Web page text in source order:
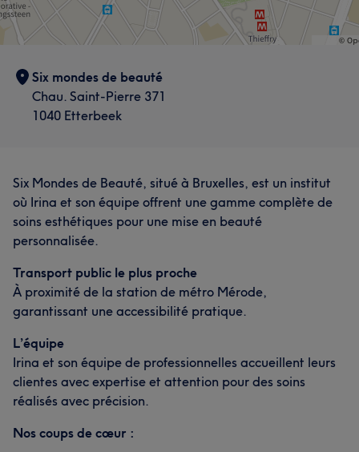
Six mondes de beauté
Chau. Saint-Pierre 371
1040 Etterbeek
Six Mondes de Beauté, situé à Bruxelles, est un institut
où Irina et son équipe offrent une gamme complète de
soins esthétiques pour une mise en beauté
personnalisée.
Transport public le plus proche
À proximité de la station de métro Mérode,
garantissant une accessibilité pratique.
L’équipe
Irina et son équipe de professionnelles accueillent leurs
clientes avec expertise et attention pour des soins
réalisés avec précision.
Nos coups de cœur :